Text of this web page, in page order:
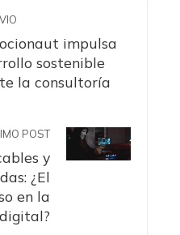
impulsa
sostenible
la consultoría
POST
y
¿El
en la